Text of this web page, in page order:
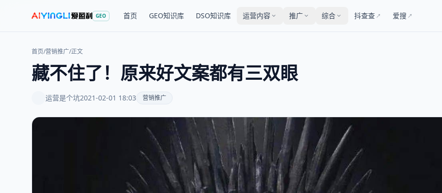
GEO 首页 GEO知识库 DSO知识库 运营内容 推广 综合 抖查查 ↗ 爱搜 ↗
首页/营销推广/正文
藏不住了！原来好文案都有三双眼
运营是个坑2021-02-01 18:03 营销推广